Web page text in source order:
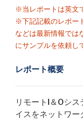
※当レポートは英文
※下記記載のレポー
などは最新情報では
にサンプルを依頼し
レポート概要
リモートI＆Oシ
イスをネットワ